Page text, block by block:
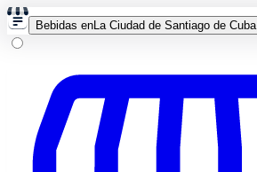
Bebidas enLa Ciudad de Santiago de Cuba